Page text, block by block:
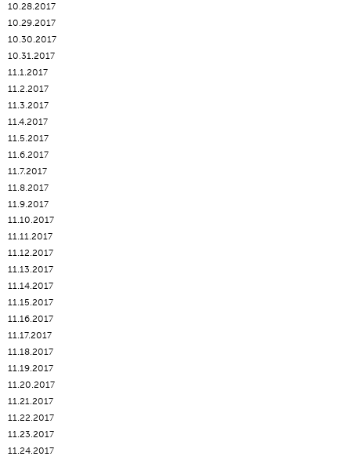
10.28.2017
10.29.2017
10.30.2017
10.31.2017
11.1.2017
11.2.2017
11.3.2017
11.4.2017
11.5.2017
11.6.2017
11.7.2017
11.8.2017
11.9.2017
11.10.2017
11.11.2017
11.12.2017
11.13.2017
11.14.2017
11.15.2017
11.16.2017
11.17.2017
11.18.2017
11.19.2017
11.20.2017
11.21.2017
11.22.2017
11.23.2017
11.24.2017